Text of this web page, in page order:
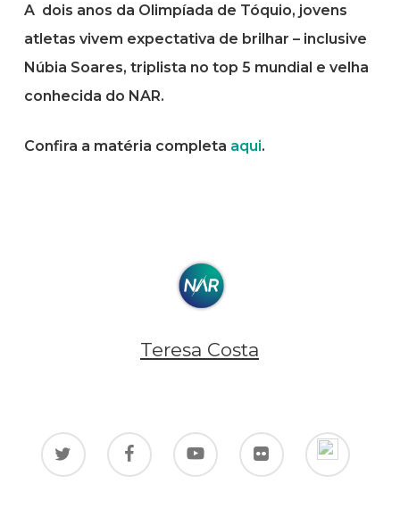
A dois anos da Olimpíada de Tóquio, jovens
atletas vivem expectativa de brilhar – inclusive
Núbia Soares, triplista no top 5 mundial e velha
conhecida do NAR.
Confira a matéria completa aqui.
Teresa Costa